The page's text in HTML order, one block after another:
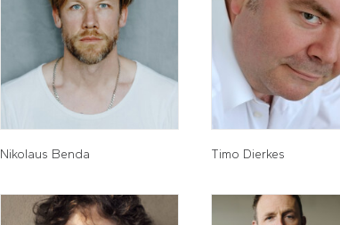
Nikolaus Benda Timo Dierkes